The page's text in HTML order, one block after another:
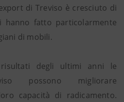
di Treviso è cresciuto di
hanno fatto particolarmente
di mobili.
degli ultimi anni le
possono migliorare
capacità di radicamento.